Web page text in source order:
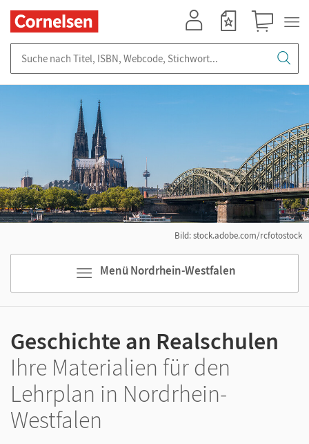
Menü Nordrhein-Westfalen
Bild: stock.adobe.com/rcfotostock
Geschichte an Realschulen
Ihre Materialien für den
Lehrplan in Nordrhein-
Westfalen